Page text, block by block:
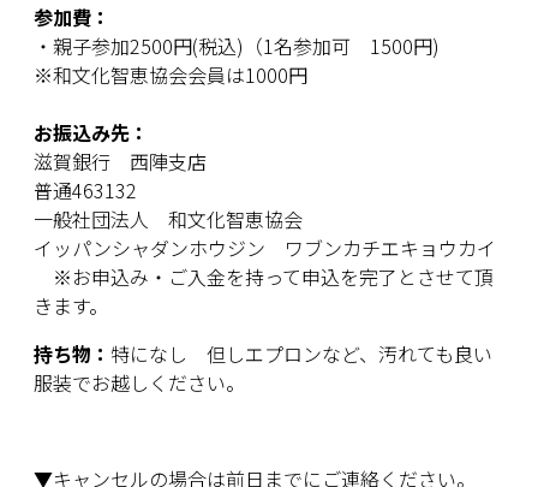
参加費：
・親子参加2500円(税込)（1名参加可 1500円)
※和文化智恵協会会員は1000円
お振込み先：
滋賀銀行 西陣支店
普通463132
一般社団法人 和文化智恵協会
イッパンシャダンホウジン ワブンカチエキョウカイ
※お申込み・ご入金を持って申込を完了とさせて頂
きます。
持ち物： 特になし 但しエプロンなど、汚れても良い
服装でお越しください。
▼キャンセルの場合は前日までにご連絡ください。